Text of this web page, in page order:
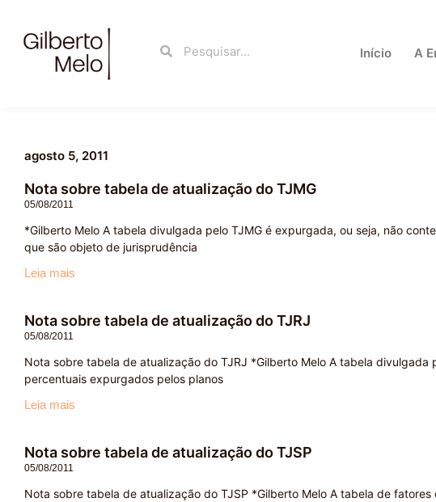
SearchSearch
Início A
agosto 5, 2011
Nota sobre tabela de atualização do TJMG
05/08/2011
*Gilberto Melo A tabela divulgada pelo TJMG é expurgada, ou seja, não
que são objeto de jurisprudência
Leia mais
Nota sobre tabela de atualização do TJRJ
05/08/2011
Nota sobre tabela de atualização do TJRJ *Gilberto Melo A tabela
percentuais expurgados pelos planos
Leia mais
Nota sobre tabela de atualização do TJSP
05/08/2011
Nota sobre tabela de atualização do TJSP *Gilberto Melo A tabela de